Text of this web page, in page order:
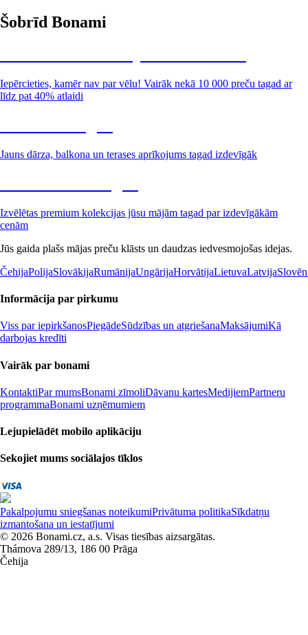
Šobrīd Bonami
Iepērcieties, kamēr nav par vēlu! Vairāk nekā 10 000 preču tagad ar
līdz pat 40% atlaidi
Jauns dārza, balkona un terases aprīkojums tagad izdevīgāk
Izvēlētas premium kolekcijas jūsu mājām tagad par izdevīgākām
cenām
Jūs gaida plašs mājas preču klāsts un daudzas iedvesmojošas idejas.
ČehijaPolijaSlovākijaRumānijaUngārijaHorvātijaLietuvaLatvija
Informācija par pirkumu
Viss par iepirkšanosPiegādeSūdzības un atgriešanaMaksājumiKā
darbojas kredīti
Vairāk par bonami
KontaktiPar mumsBonami zīmoliDāvanu kartesMedijiemPartneru
programmaBonami uzņēmumiem
Lejupielādēt mobilo aplikāciju
Sekojiet mums sociālajos tīklos
Pakalpojumu sniegšanas noteikumiPrivātuma politikaSīkdatņu
izmantošana un iestatījumi
© 2026 Bonami.cz, a.s. Visas tiesības aizsargātas.
Thámova 289/13, 186 00 Prāga
Čehija